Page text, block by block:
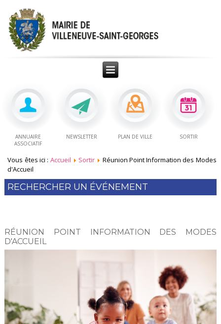
ANNUAIRE
ASSOCIATIF
NEWSLETTER PLAN DE VILLE SORTIR
Vous êtes ici : Accueil Sortir
Réunion Point Information des Modes
d'Accueil
RECHERCHER UN ÉVÉNEMENT
RÉUNION POINT INFORMATION DES MODES
D'ACCUEIL